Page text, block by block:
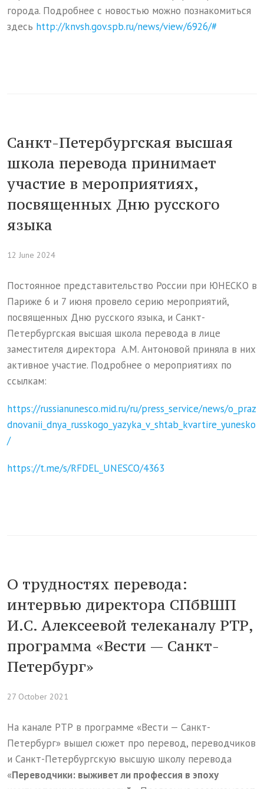
города. Подробнее с новостью можно познакомиться
здесь http://knvsh.gov.spb.ru/news/view/6926/#
Санкт-Петербургская высшая
школа перевода принимает
участие в мероприятиях,
посвященных Дню русского
языка
12 June 2024
Постоянное представительство России при ЮНЕСКО в
Париже 6 и 7 июня провело серию мероприятий,
посвященных Дню русского языка, и Санкт-
Петербургская высшая школа перевода в лице
заместителя директора А.М. Антоновой приняла в них
активное участие. Подробнее о мероприятиях по
ссылкам:
https://russianunesco.mid.ru/ru/press_service/news/o_praz
dnovanii_dnya_russkogo_yazyka_v_shtab_kvartire_yunesko
/
https://t.me/s/RFDEL_UNESCO/4363
О трудностях перевода:
интервью директора СПбВШП
И.С. Алексеевой телеканалу РТР,
программа «Вести — Санкт-
Петербург»
27 October 2021
На канале РТР в программе «Вести — Санкт-
Петербург» вышел сюжет про перевод, переводчиков
и Санкт-Петербургскую высшую школу перевода
«Переводчики: выживет ли профессия в эпоху